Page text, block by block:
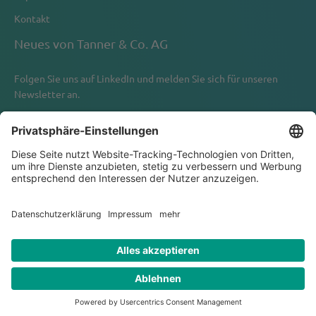
Kontakt
Neues von Tanner & Co. AG
Folgen Sie uns aufLinkedIn und melden Sie sich für unseren
Newsletter an.
Newsletter